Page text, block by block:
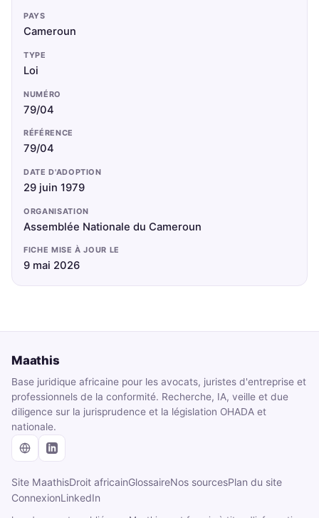
PAYS
Cameroun
TYPE
Loi
NUMÉRO
79/04
RÉFÉRENCE
79/04
DATE D'ADOPTION
29 juin 1979
ORGANISATION
Assemblée Nationale du Cameroun
FICHE MISE À JOUR LE
9 mai 2026
Maathis
Base juridique africaine pour les avocats, juristes d'entreprise et
professionnels de la conformité. Recherche, IA, veille et due
diligence sur la jurisprudence et la législation OHADA et
nationale.
Site MaathisDroit africainGlossaireNos sourcesPlan du site
ConnexionLinkedIn